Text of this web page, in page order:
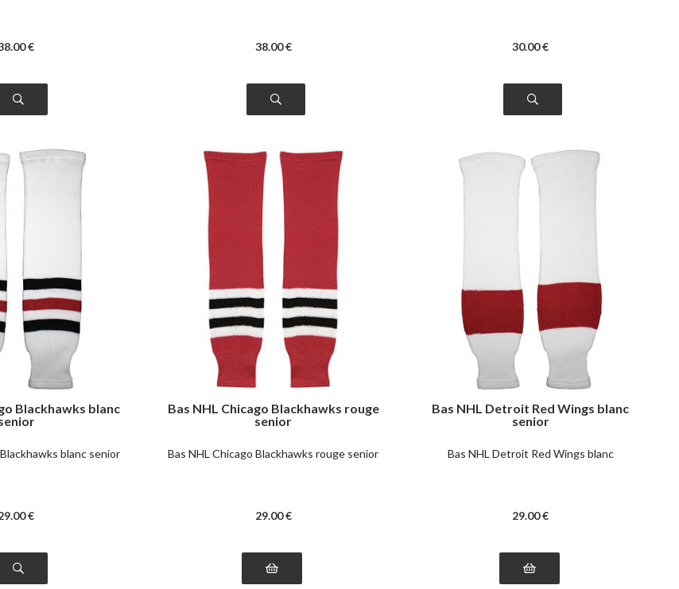
.00€ 38.00€ 30.00€
Blackhawks blanc
blanc senior
.00€
Bas NHL Chicago Blackhawks rouge
senior
Bas NHL Chicago Blackhawks rouge senior
29.00€
Bas NHL Detroit Red Wings blanc
senior
Bas NHL Detroit Red Wings blanc
29.00€